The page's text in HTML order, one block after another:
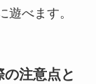
遊べます。
注意点と